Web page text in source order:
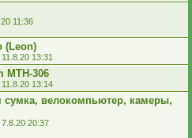
11:36
(Leon)
11.8.20 13:31
MTH-306
11.8.20 13:14
сумка, велокомпьютер, камеры,
7.8.20 20:37